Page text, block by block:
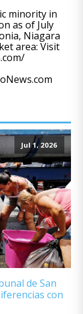
minority in
as of July
Niagara
area: Visit
Jul 1, 2026
de San
con